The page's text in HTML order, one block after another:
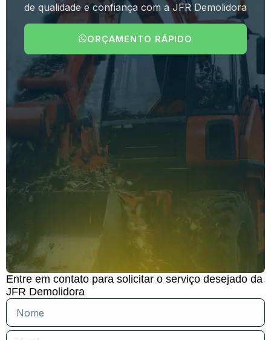
de qualidade e confiança com a JFR Demolidora
ORÇAMENTO RÁPIDO
Entre em contato para solicitar o serviço desejado da
JFR Demolidora